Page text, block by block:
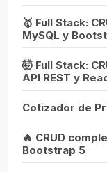
🥇 Full Stack:
MySQL y
🤯 Full Stack:
API REST y
Cotizador de
🔥 CRUD
Bootstrap 5